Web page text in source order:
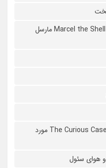
دانلود فیلم Marcel the Shell with Shoes On 2021 مارسل
دانلود فیلم The Curious Case of Dolphin Bay 2022 مورد